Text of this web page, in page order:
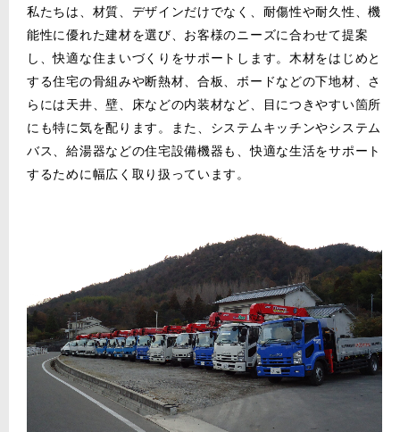
私たちは、材質、デザインだけでなく、耐傷性や耐久性、機
能性に優れた建材を選び、お客様のニーズに合わせて提案
し、快適な住まいづくりをサポートします。木材をはじめと
する住宅の骨組みや断熱材、合板、ボードなどの下地材、さ
らには天井、壁、床などの内装材など、目につきやすい箇所
にも特に気を配ります。また、システムキッチンやシステム
バス、給湯器などの住宅設備機器も、快適な生活をサポート
するために幅広く取り扱っています。